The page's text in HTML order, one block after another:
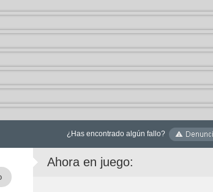
¿Has encontrado algún fallo?
Ahora en juego: